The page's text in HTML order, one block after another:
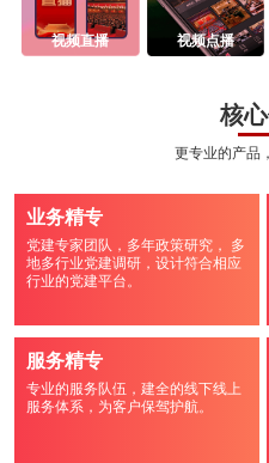
视频直播 视频点播
核
更专业的产品
业务精专
党建专家团队，多年政策研究， 多
地多行业党建调研，设计符合相应
行业的党建平台。
服务精专
专业的服务队伍，建全的线下线上
服务体系，为客户保驾护航。